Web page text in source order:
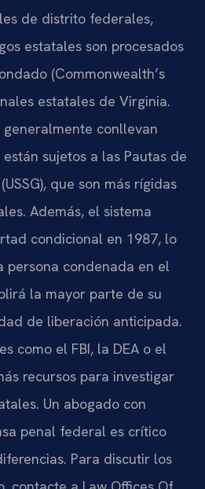
de distrito federales,
estatales son procesados
(Commonwealth’s
estatales de Virginia.
conllevan
sujetos a las Pautas de
que son más rígidas
Además, el sistema
condicional en 1987, lo
persona condenada en el
la mayor parte de su
de liberación anticipada.
como el FBI, la DEA o el
recursos para investigar
Un abogado con
penal federal es crítico
Para discutir los